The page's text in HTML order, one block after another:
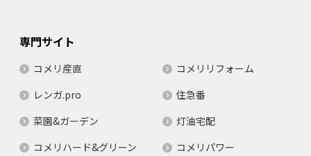
専門サイト
コメリ産直
コメリリフォーム
レンガ.pro
住急番
菜園&ガーデン
灯油宅配
コメリハード&グリーン
コメリパワー